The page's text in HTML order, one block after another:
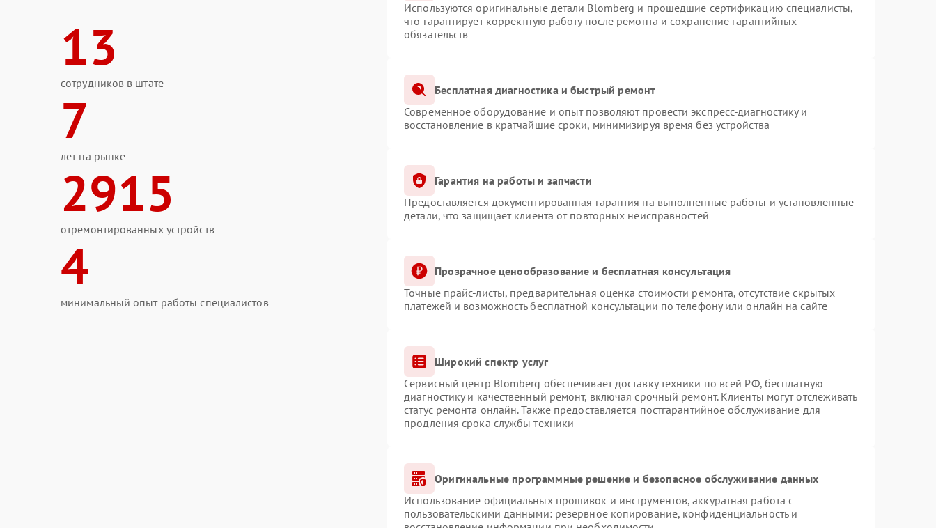
13
сотрудников в штате
7
лет на рынке
2915
отремонтированных устройств
4
минимальный опыт работы специалистов
Используются оригинальные детали Blomberg и прошедшие сертификацию специалисты,
что гарантирует корректную работу после ремонта и сохранение гарантийных
обязательств
Бесплатная диагностика и быстрый ремонт
Современное оборудование и опыт позволяют провести экспресс-диагностику и
восстановление в кратчайшие сроки, минимизируя время без устройства
Гарантия на работы и запчасти
Предоставляется документированная гарантия на выполненные работы и установленные
детали, что защищает клиента от повторных неисправностей
Прозрачное ценообразование и бесплатная консультация
Точные прайс-листы, предварительная оценка стоимости ремонта, отсутствие скрытых
платежей и возможность бесплатной консультации по телефону или онлайн на сайте
Широкий спектр услуг
Сервисный центр Blomberg обеспечивает доставку техники по всей РФ, бесплатную
диагностику и качественный ремонт, включая срочный ремонт. Клиенты могут отслеживать
статус ремонта онлайн. Также предоставляется постгарантийное обслуживание для
продления срока службы техники
Оригинальные программные решение и безопасное обслуживание данных
Использование официальных прошивок и инструментов, аккуратная работа с
пользовательскими данными: резервное копирование, конфиденциальность и